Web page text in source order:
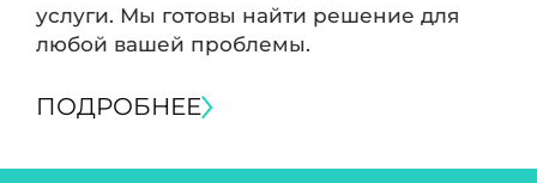
услуги. Мы готовы найти решение для
любой вашей проблемы.
ПОДРОБНЕЕ